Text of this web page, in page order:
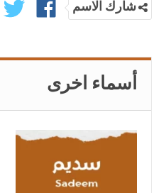
شارك الاسم
أسماء اخرى